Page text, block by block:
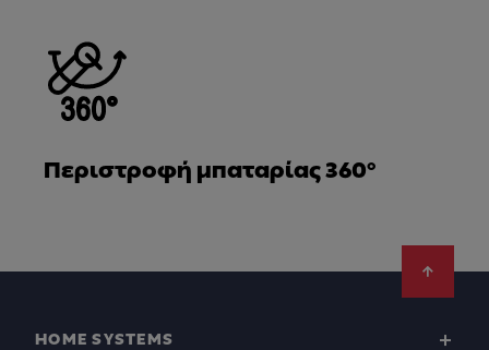
Περιστροφή μπαταρίας 360°
HOME SYSTEMS